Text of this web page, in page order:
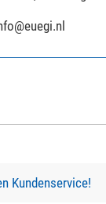
Kundenservice!